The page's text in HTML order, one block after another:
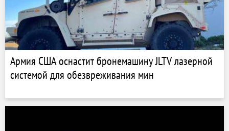
Армия США оснастит бронемашину JLTV лазерной
системой для обезвреживания мин